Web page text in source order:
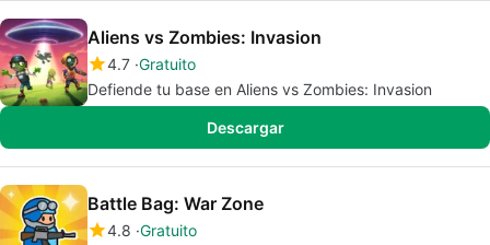
Aliens vs Zombies: Invasion
4.7 Gratuito
Defiende tu base en Aliens vs Zombies: Invasion
Descargar
Battle Bag: War Zone
4.8 Gratuito